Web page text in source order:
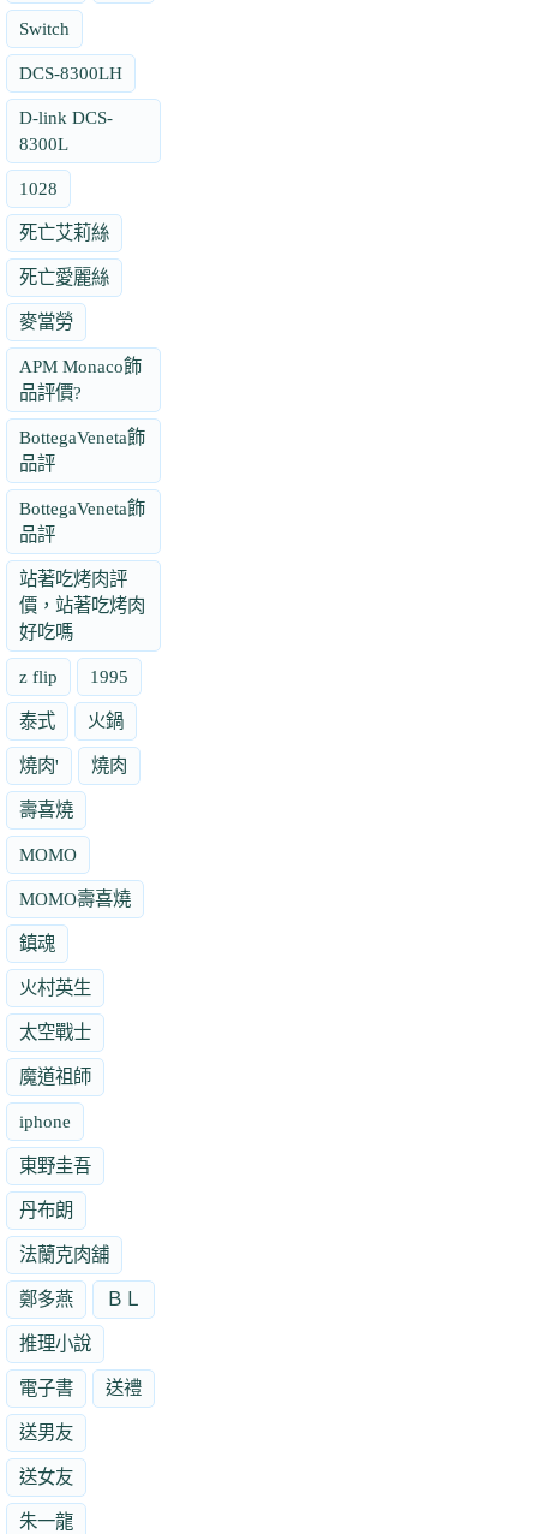
Switch
DCS-8300LH
D-link DCS-
8300L
1028
死亡艾莉絲
死亡愛麗絲
麥當勞
APM Monaco飾
品評價?
BottegaVeneta飾
品評
BottegaVeneta飾
品評
站著吃烤肉評
價，站著吃烤肉
好吃嗎
z flip 1995
泰式 火鍋
燒肉' 燒肉
壽喜燒
MOMO
MOMO壽喜燒
鎮魂
火村英生
太空戰士
魔道祖師
iphone
東野圭吾
丹布朗
法蘭克肉舖
鄭多燕 ＢＬ
推理小說
電子書 送禮
送男友
送女友
朱一龍